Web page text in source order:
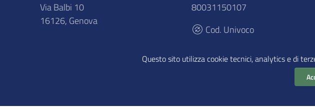
Questo sito utilizza cookie tecnici, analytics e di
Via Balbi 10
16126, Genova
80031150107
Cod. Univoco
Privacy | Cookie policy | Note legali | Contatti | Accessibilità | Realizzato con